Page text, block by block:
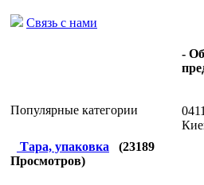
Связь с нами
Популярные категории
Тара, упаковка (23189
Просмотров)
-